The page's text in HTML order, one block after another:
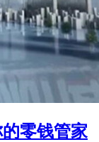
零钱管家